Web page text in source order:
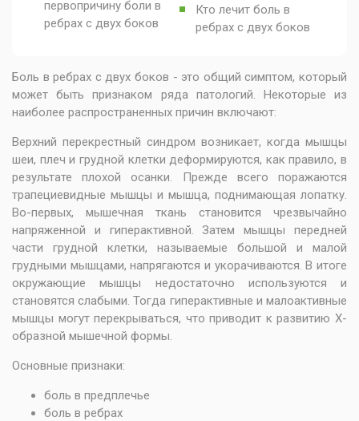
первопричину боли в
ребрах с двух боков
Кто лечит боль в
ребрах с двух боков
Боль в ребрах с двух боков - это общий симптом, который
может быть признаком ряда патологий. Некоторые из
наиболее распространенных причин включают:
Верхний перекрестный синдром возникает, когда мышцы
шеи, плеч и грудной клетки деформируются, как правило, в
результате плохой осанки. Прежде всего поражаются
трапециевидные мышцы и мышца, поднимающая лопатку.
Во-первых, мышечная ткань становится чрезвычайно
напряженной и гиперактивной. Затем мышцы передней
части грудной клетки, называемые большой и малой
грудными мышцами, напрягаются и укорачиваются. В итоге
окружающие мышцы недостаточно используются и
становятся слабыми. Тогда гиперактивные и малоактивные
мышцы могут перекрываться, что приводит к развитию Х-
образной мышечной формы.
Основные признаки:
боль в предплечье
боль в ребрах